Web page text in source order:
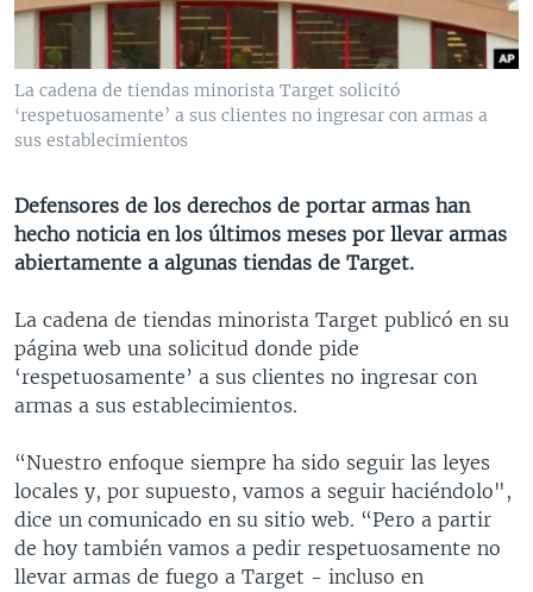
VENEZUELA
BRASIL
NICARAGUA
ECONOMÍA
ENTRETENIMIENTO Y CULTURA
TECNOLOGÍA
DEPORTES
MULTIMEDIA
VIDEOS
FOTOGRAFÍA
AUDIOS
PROGRAMAS TV
EL MUNDO AL DÍA
FORO INTERAMERICANO
LAS CLAVES
RADIO
AVANCE INFORMATIVO
BUENOS DÍAS AMÉRICA
ESTADOS UNIDOS AL DÍA
EL MUNDO AL DÍA [RADIO]
FORO [RADIO]
DEPORTIVO INTERNACIONAL
ENTRETENIMIENTO
DIRECT
Learning English
SÍGANOS
La cadena de tiendas minorista Target solicitó
‘respetuosamente’ a sus clientes no ingresar con armas a
sus establecimientos
Defensores de los derechos de portar armas han
hecho noticia en los últimos meses por llevar armas
abiertamente a algunas tiendas de Target.
La cadena de tiendas minorista Target publicó en su
página web una solicitud donde pide
‘respetuosamente’ a sus clientes no ingresar con
armas a sus establecimientos.
“Nuestro enfoque siempre ha sido seguir las leyes
locales y, por supuesto, vamos a seguir haciéndolo",
dice un comunicado en su sitio web. “Pero a partir
de hoy también vamos a pedir respetuosamente no
llevar armas de fuego a Target - incluso en